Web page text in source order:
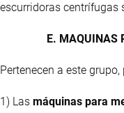
escurridoras centrífugas
E. MAQUINAS
Pertenecen a este
1) Las máquinas para